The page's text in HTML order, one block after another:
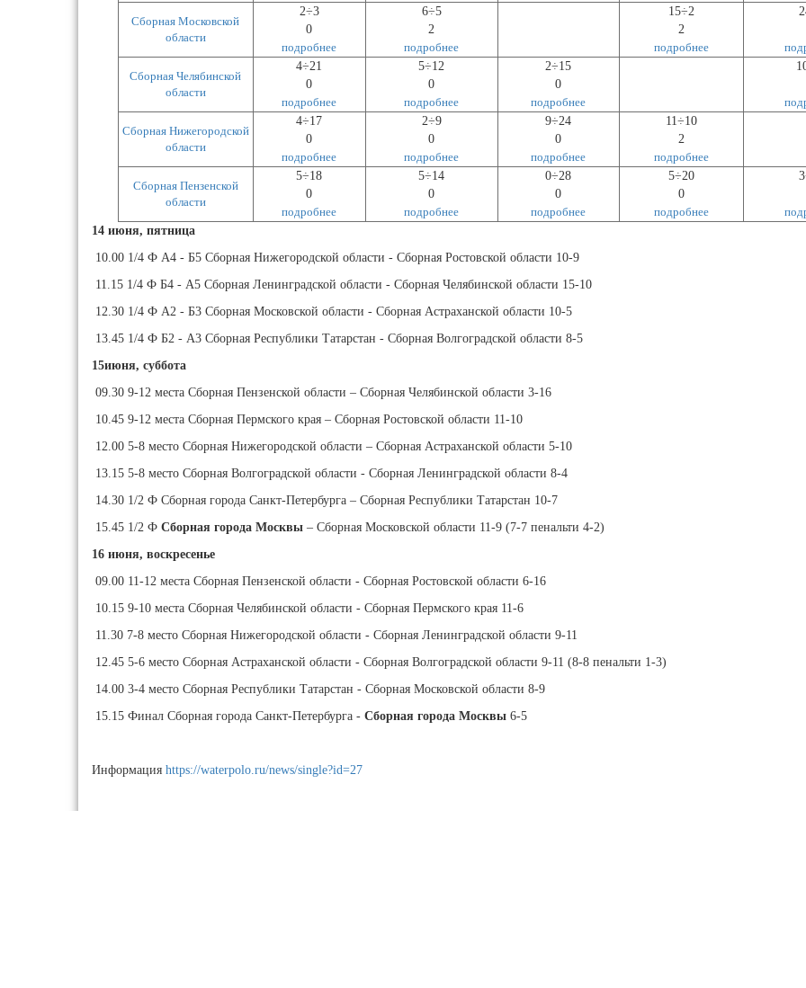
Сборная Московской
области
2÷3
0
подробнее
6÷5
2
подробнее
15÷2
2
подробнее
Сборная Челябинской
области
4÷21
0
подробнее
5÷12
0
подробнее
2÷15
0
подробнее
Сборная Нижегородской
области
4÷17
0
подробнее
2÷9
0
подробнее
9÷24
0
подробнее
11÷10
2
подробнее
Сборная Пензенской
области
5÷18
0
подробнее
5÷14
0
подробнее
0÷28
0
подробнее
5÷20
0
подробнее
14 июня, пятница
10.00 1/4 Ф А4 - Б5 Сборная Нижегородской области - Сборная Ростовской области 10-9
11.15 1/4 Ф Б4 - А5 Сборная Ленинградской области - Сборная Челябинской области 15-10
12.30 1/4 Ф А2 - Б3 Сборная Московской области - Сборная Астраханской области 10-5
13.45 1/4 Ф Б2 - А3 Сборная Республики Татарстан - Сборная Волгоградской области 8-5
15июня, суббота
09.30 9-12 места Сборная Пензенской области – Сборная Челябинской области 3-16
10.45 9-12 места Сборная Пермского края – Сборная Ростовской области 11-10
12.00 5-8 место Сборная Нижегородской области – Сборная Астраханской области 5-10
13.15 5-8 место Сборная Волгоградской области - Сборная Ленинградской области 8-4
14.30 1/2 Ф Сборная города Санкт-Петербурга – Сборная Республики Татарстан 10-7
15.45 1/2 Ф Сборная города Москвы – Сборная Московской области 11-9 (7-7 пенальти 4-2)
16 июня, воскресенье
09.00 11-12 места Сборная Пензенской области - Сборная Ростовской области 6-16
10.15 9-10 места Сборная Челябинской области - Сборная Пермского края 11-6
11.30 7-8 место Сборная Нижегородской области - Сборная Ленинградской области 9-11
12.45 5-6 место Сборная Астраханской области - Сборная Волгоградской области 9-11 (8-8 пенальти 1-3)
14.00 3-4 место Сборная Республики Татарстан - Сборная Московской области 8-9
15.15 Финал Сборная города Санкт-Петербурга - Сборная города Москвы 6-5
Информация https://waterpolo.ru/news/single?id=27